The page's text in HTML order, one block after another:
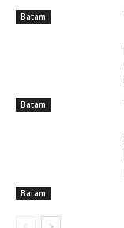
Batam
Batam
Batam